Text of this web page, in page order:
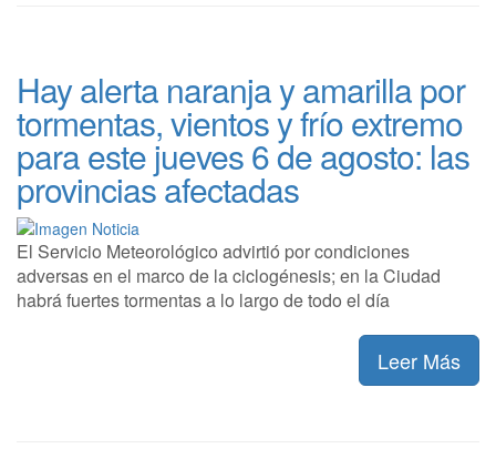
Hay alerta naranja y amarilla por
tormentas, vientos y frío extremo
para este jueves 6 de agosto: las
provincias afectadas
El Servicio Meteorológico advirtió por condiciones
adversas en el marco de la ciclogénesis; en la Ciudad
habrá fuertes tormentas a lo largo de todo el día
Leer Más